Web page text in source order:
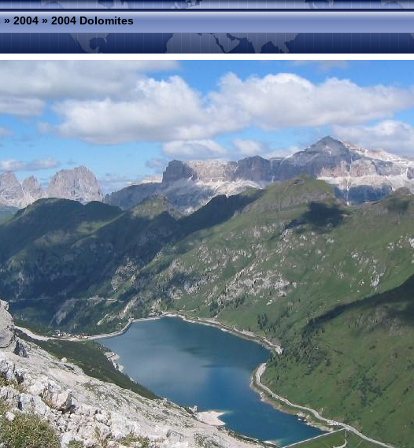
»2004»2004 Dolomites